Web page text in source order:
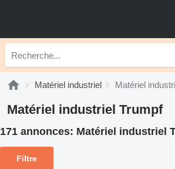
Matériel industriel Matériel
Matériel industriel Trumpf
171 annonces: Matériel industriel
Filtre